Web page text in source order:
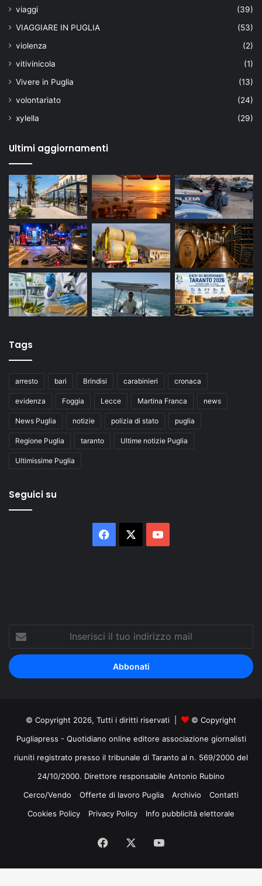
viaggi
(39)
VIAGGIARE IN PUGLIA
(53)
violenza
(2)
vitivinicola
(1)
Vivere in Puglia
(13)
volontariato
(24)
xylella
(29)
Ultimi aggiornamenti
Tags
arresto bari Brindisi carabinieri cronaca
evidenza Foggia Lecce Martina Franca news
News Puglia notizie polizia di stato puglia
Regione Puglia taranto Ultime notizie Puglia
Ultimissime Puglia
Seguici su
Facebook
Inserisci
tuo
indirizzo
mail
© Copyright 2026, Tutti i diritti riservati |
© Copyright
Pugliapress - Quotidiano online editore associazione giornalisti
riuniti registrato presso il tribunale di Taranto al n. 569/2000 del
24/10/2000. Direttore responsabile Antonio Rubino
Cerco/Vendo
Offerte di lavoro Puglia Archivio
Contatti
Cookies Policy
Privacy Policy Info pubblicità elettorale
Facebook
Tube